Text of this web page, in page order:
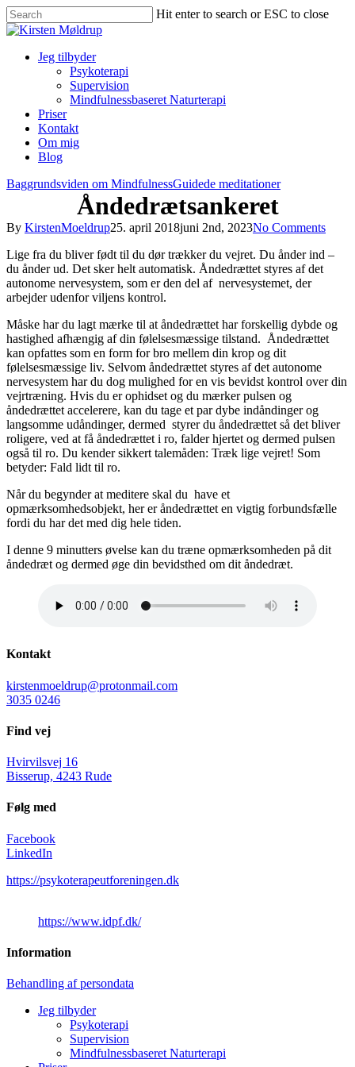
Hit enter to search or ESC to close
Jeg tilbyder
Psykoterapi
Supervision
Mindfulnessbaseret Naturterapi
Priser
Kontakt
Om mig
Blog
Baggrundsviden om MindfulnessGuidede meditationer
Åndedrætsankeret
By KirstenMoeldrup25. april 2018juni 2nd, 2023No Comments
Lige fra du bliver født til du dør trækker du vejret. Du ånder ind –
du ånder ud. Det sker helt automatisk. Åndedrættet styres af det
autonome nervesystem, som er den del af nervesystemet, der
arbejder udenfor viljens kontrol.
Måske har du lagt mærke til at åndedrættet har forskellig dybde og
hastighed afhængig af din følelsesmæssige tilstand. Åndedrættet
kan opfattes som en form for bro mellem din krop og dit
følelsesmæssige liv. Selvom åndedrættet styres af det autonome
nervesystem har du dog mulighed for en vis bevidst kontrol over din
vejrtræning. Hvis du er ophidset og du mærker pulsen og
åndedrættet accelerere, kan du tage et par dybe indåndinger og
langsomme udåndinger, dermed styrer du åndedrættet så det bliver
roligere, ved at få åndedrættet i ro, falder hjertet og dermed pulsen
også til ro. Du kender sikkert talemåden: Træk lige vejret! Som
betyder: Fald lidt til ro.
Når du begynder at meditere skal du have et
opmærksomhedsobjekt, her er åndedrættet en vigtig forbundsfælle
fordi du har det med dig hele tiden.
I denne 9 minutters øvelse kan du træne opmærksomheden på dit
åndedræt og dermed øge din bevidsthed om dit åndedræt.
Kontakt
kirstenmoeldrup@protonmail.com
3035 0246
Find vej
Hvirvilsvej 16
Bisserup, 4243 Rude
Følg med
Facebook
LinkedIn
https://psykoterapeutforeningen.dk
https://www.idpf.dk/
Information
Behandling af persondata
Jeg tilbyder
Psykoterapi
Supervision
Mindfulnessbaseret Naturterapi